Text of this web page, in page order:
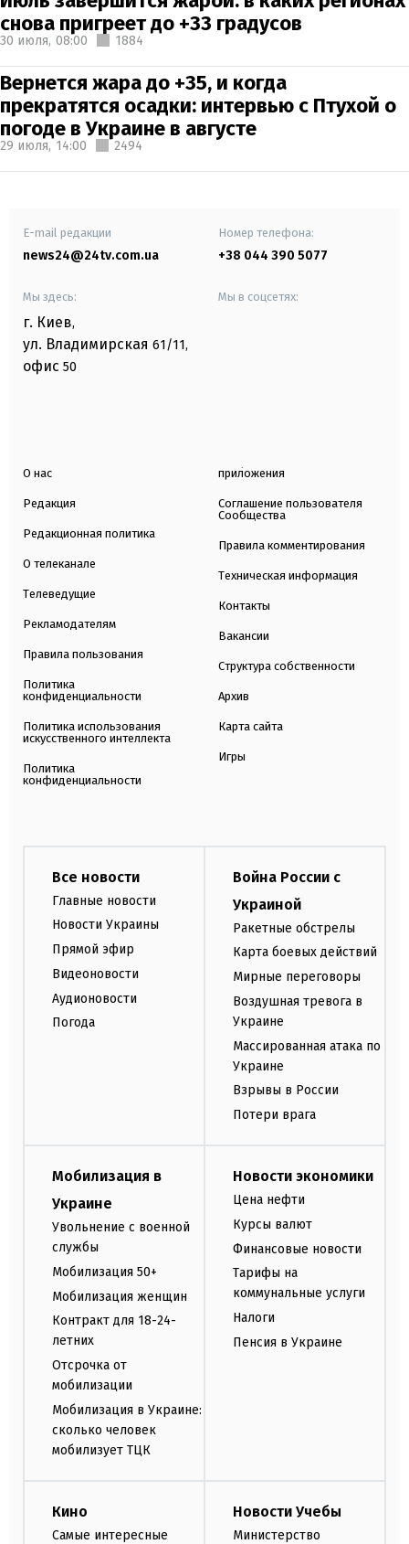
снова пригреет до +33 градусов
30 июля, 08:00 1884
Вернется жара до +35, и когда
прекратятся осадки: интервью с Птухой о
погоде в Украине в августе
29 июля, 14:00 2494
E-mail редакции
news24@24tv.com.ua
Номер телефона:
+38 044 390 5077
Мы здесь:
г. Киев,
ул. Владимирская 61/11,
офис 50
Мы в соцсетях:
О нас
Редакция
Редакционная политика
О телеканале
Телеведущие
Рекламодателям
Правила пользования
Политика
конфиденциальности
Политика использования
искусственного интеллекта
Политика
конфиденциальности
приложения
Соглашение пользователя
Сообщества
Правила комментирования
Техническая информация
Контакты
Вакансии
Структура собственности
Архив
Карта сайта
Игры
Все новости
Главные новости
Новости Украины
Прямой эфир
Видеоновости
Аудионовости
Погода
Война России с
Украиной
Ракетные обстрелы
Карта боевых действий
Мирные переговоры
Воздушная тревога в
Украине
Массированная атака по
Украине
Взрывы в России
Потери врага
Мобилизация в
Украине
Увольнение с военной
службы
Мобилизация 50+
Мобилизация женщин
Контракт для 18-24-
летних
Отсрочка от
мобилизации
Мобилизация в Украине:
сколько человек
мобилизует ТЦК
Новости экономики
Цена нефти
Курсы валют
Финансовые новости
Тарифы на
коммунальные услуги
Налоги
Пенсия в Украине
Кино
Самые интересные
Новости Учебы
Министерство